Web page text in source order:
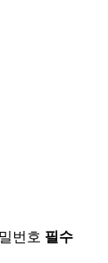
번호 필수